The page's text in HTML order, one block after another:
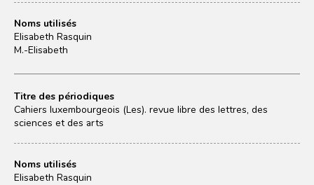
Noms utilisés
Elisabeth Rasquin
M.-Elisabeth
Titre des périodiques
Cahiers luxembourgeois (Les). revue libre des lettres, des
sciences et des arts
Noms utilisés
Elisabeth Rasquin